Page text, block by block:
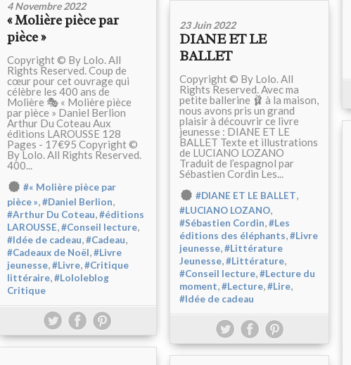
4 Novembre 2022
« Molière pièce par
pièce »
Copyright © By Lolo. All
Rights Reserved. Coup de
cœur pour cet ouvrage qui
célèbre les 400 ans de
Molière 🎭 « Molière pièce
par pièce » Daniel Berlion
Arthur Du Coteau Aux
éditions LAROUSSE 128
Pages - 17€95 Copyright ©
By Lolo. All Rights Reserved.
400...
#« Molière pièce par
pièce »,#Daniel Berlion,
#Arthur Du Coteau,#éditions
LAROUSSE,#Conseil lecture,
#Idée de cadeau,#Cadeau,
#Cadeaux de Noël,#Livre
jeunesse,#Livre,#Critique
littéraire,#Lololeblog
Critique
23 Juin 2022
DIANE ET LE
BALLET
Copyright © By Lolo. All
Rights Reserved. Avec ma
petite ballerine 🩰 à la maison,
nous avons pris un grand
plaisir à découvrir ce livre
jeunesse : DIANE ET LE
BALLET Texte et illustrations
de LUCIANO LOZANO
Traduit de l’espagnol par
Sébastien Cordin Les...
#DIANE ET LE BALLET,
#LUCIANO LOZANO,
#Sébastien Cordin,#Les
éditions des éléphants,#Livre
jeunesse,#Littérature
Jeunesse,#Littérature,
#Conseil lecture,#Lecture du
moment,#Lecture,#Lire,
#Idée de cadeau